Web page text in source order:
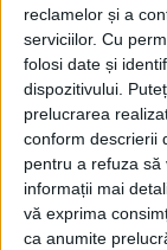
reclamelor și a
serviciilor. Cu
folosi date și
dispozitivului.
prelucrarea
conform descrierii
pentru a refuza
informații mai
vă exprima
ca anumite
și acesta ar
alți copii care
gratuite. Mă
speciale, dar și
Bivolărie, Gura
Suceava e
școlare. Dacă
atunci